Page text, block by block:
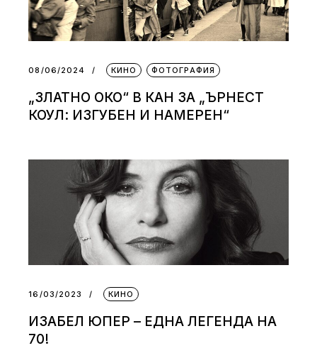
08/06/2024 КИНО ФОТОГРАФИЯ
„ЗЛАТНО ОКО“ В КАН ЗА „ЪРНЕСТ
КОУЛ: ИЗГУБЕН И НАМЕРЕН“
16/03/2023 КИНО
ИЗАБЕЛ ЮПЕР – ЕДНА ЛЕГЕНДА НА
70!